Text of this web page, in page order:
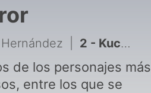
2 - Kuchisake-Onna
de los personajes más
entre los que se